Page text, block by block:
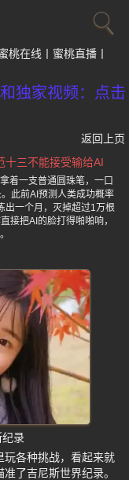
桃在线
蜜桃直播
独家视频：点击
返回上页
十三不能接受输给AI
着一支普通圆珠笔，一口
此前AI预测人类成功概率
出一个月，灭掉超过1万根
接把AI的脸打得啪啪响，
纪录
玩各种挑战，看起来就
了吉尼斯世界纪录。